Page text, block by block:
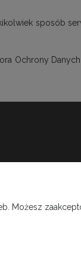
sposób
Ochrony
Możesz